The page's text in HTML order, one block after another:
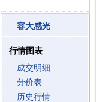
容大感光
行情图表
成交明细
分价表
历史行情